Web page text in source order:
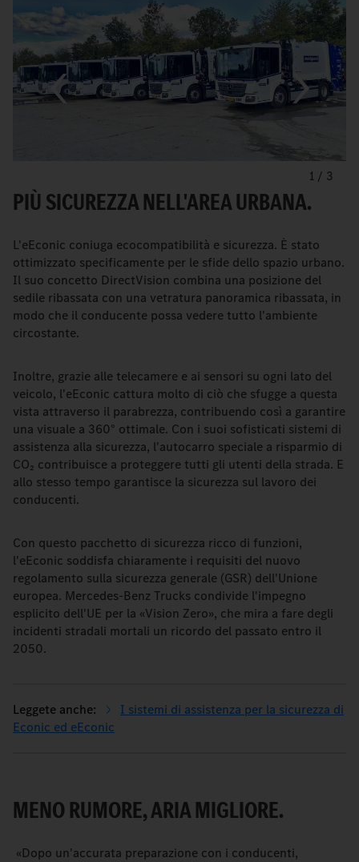
1 / 3
PIÙ SICUREZZA NELL'AREA URBANA.
L'eEconic coniuga ecocompatibilità e sicurezza. È stato
ottimizzato specificamente per le sfide dello spazio urbano.
Il suo concetto DirectVision combina una posizione del
sedile ribassata con una vetratura panoramica ribassata, in
modo che il conducente possa vedere tutto l'ambiente
circostante.
Inoltre, grazie alle telecamere e ai sensori su ogni lato del
veicolo, l'eEconic cattura molto di ciò che sfugge a questa
vista attraverso il parabrezza, contribuendo così a garantire
una visuale a 360° ottimale. Con i suoi sofisticati sistemi di
assistenza alla sicurezza, l'autocarro speciale a risparmio di
CO₂ contribuisce a proteggere tutti gli utenti della strada. E
allo stesso tempo garantisce la sicurezza sul lavoro dei
conducenti.
Con questo pacchetto di sicurezza ricco di funzioni,
l'eEconic soddisfa chiaramente i requisiti del nuovo
regolamento sulla sicurezza generale (GSR) dell'Unione
europea. Mercedes-Benz Trucks condivide l'impegno
esplicito dell'UE per la «Vision Zero», che mira a fare degli
incidenti stradali mortali un ricordo del passato entro il
2050.
I sistemi di assistenza per la sicurezza di
Econic ed eEconic
MENO RUMORE, ARIA MIGLIORE.
«Dopo un'accurata preparazione con i conducenti,